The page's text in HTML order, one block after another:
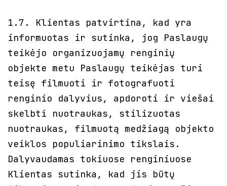
1.7. Klientas patvirtina, kad yra
informuotas ir sutinka, jog Paslaugų
teikėjo organizuojamų renginių
objekte metu Paslaugų teikėjas turi
teisę filmuoti ir fotografuoti
renginio dalyvius, apdoroti ir viešai
skelbti nuotraukas, stilizuotas
nuotraukas, filmuotą medžiagą objekto
veiklos populiarinimo tikslais.
Dalyvaudamas tokiuose renginiuose
Klientas sutinka, kad jis būtų